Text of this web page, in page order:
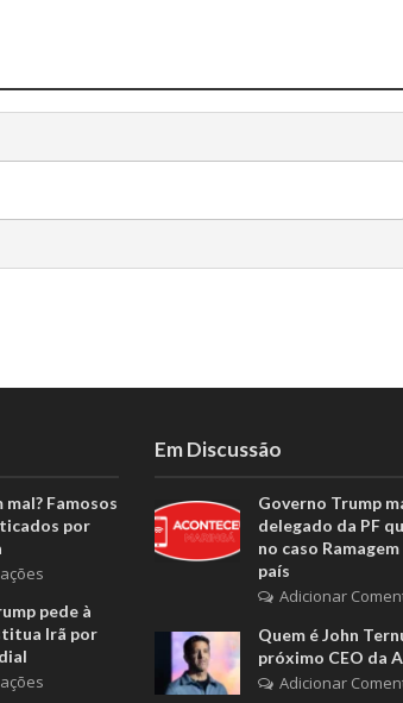
mal? Famosos
por
pede à
Irã por
Em Discussão
Governo Trump
delegado da PF
no caso
país
Adicionar
Quem é John
próximo CEO da
Adicionar